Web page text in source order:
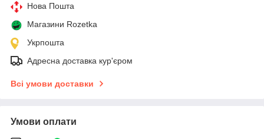
Нова Пошта
Магазини Rozetka
Укрпошта
Адресна доставка кур'єром
Всі умови доставки
Умови оплати